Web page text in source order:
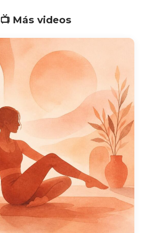
📺 Más videos